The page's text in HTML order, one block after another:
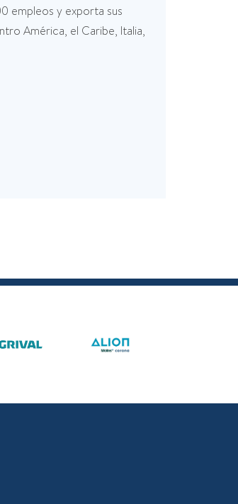
empleos y exporta sus
América, el Caribe, Italia,